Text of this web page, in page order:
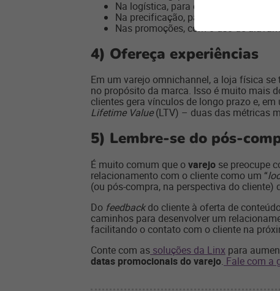
Na logística, para entregar os
Na precificação, para adequar a
Nas promoções, com o uso de
4) Ofereça experiências
Em um varejo omnichannel, a loja física
no propósito da marca. Isso é muito mais
clientes gera vínculos de longo prazo e,
Lifetime Value(LTV) – duas das métricas
5) Lembre-se do pós-
É muito comum que ovarejo se preocupe
relacionamento com o cliente como um “
(ou pós-compra, na perspectiva do cliente)
Do feedbackdo cliente à oferta de
caminhos para desenvolver um
facilitando o contato com o cliente na
Conte com as soluções da Linx para
datas promocionais do varejo. Fale com a